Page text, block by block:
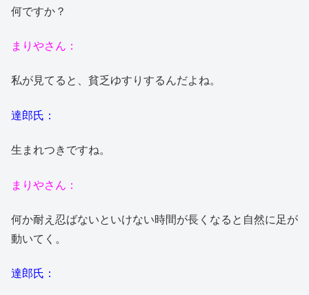
何ですか？
まりやさん：
私が見てると、貧乏ゆすりするんだよね。
達郎氏：
生まれつきですね。
まりやさん：
何か耐え忍ばないといけない時間が長くなると自然に足が
動いてく。
達郎氏：